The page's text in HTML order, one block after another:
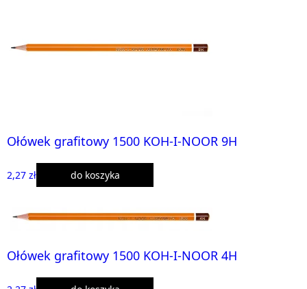
Ołówek grafitowy 1500 KOH-I-NOOR 9H
2,27 zł do koszyka
Ołówek grafitowy 1500 KOH-I-NOOR 4H